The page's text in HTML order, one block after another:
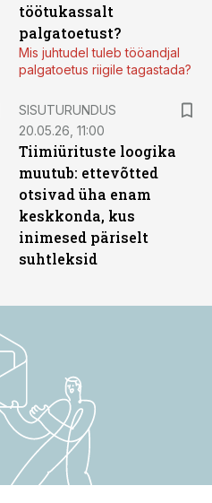
töötukassalt
palgatoetust?
Mis juhtudel tuleb tööandjal
palgatoetus riigile tagastada?
SISUTURUNDUS
20.05.26, 11:00
Tiimiürituste loogika
muutub: ettevõtted
otsivad üha enam
keskkonda, kus
inimesed päriselt
suhtleksid